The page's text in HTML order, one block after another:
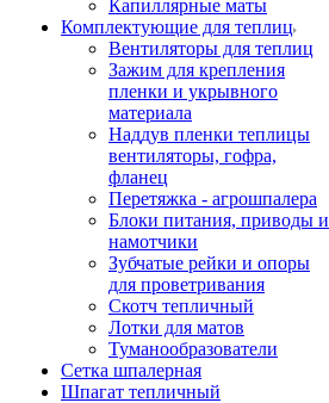
Капиллярные маты
Комплектующие для теплиц
Вентиляторы для теплиц
Зажим для крепления
пленки и укрывного
материала
Наддув пленки теплицы
вентиляторы, гофра,
фланец
Перетяжка - агрошпалера
Блоки питания, приводы и
намотчики
Зубчатые рейки и опоры
для проветривания
Скотч тепличный
Лотки для матов
Туманообразователи
Сетка шпалерная
Шпагат тепличный